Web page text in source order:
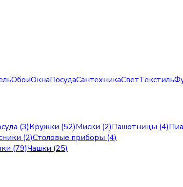
ОбоиОкнаПосудаСантехникаСветТекстиль
(3)Кружки (52)Миски (2)Пашотницы (4)
(2)Столовые приборы (4)
(79)Чашки (25)